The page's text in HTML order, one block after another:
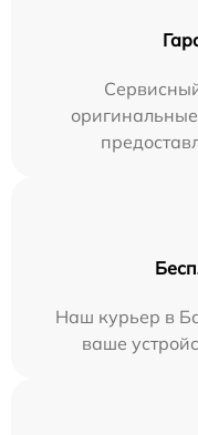
Наш курьер в
ваше